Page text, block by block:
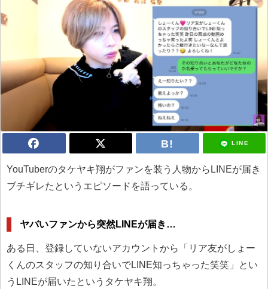
LINE
YouTuberのタケヤキ翔がファンを装う人物からLINEが届き
ブチギレたというエピソードを語っている。
ヤバいファンから突然LINEが届き…
ある日、登録していないアカウントから「リア友がしょー
くんのスタッフの知り合いでLINE知っちゃった笑笑」とい
うLINEが届いたというタケヤキ翔。